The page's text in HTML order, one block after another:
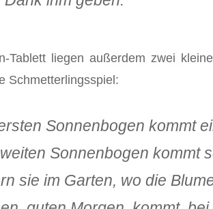
Tablett liegen außerdem zwei
Schmetterlingsspiel:
Sonnenbogen kommt
Sonnenbogen kommt
sie im Garten, wo die